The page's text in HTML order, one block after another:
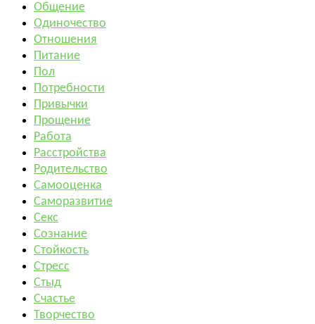
Общение
Одиночество
Отношения
Питание
Пол
Потребности
Привычки
Прощение
Работа
Расстройства
Родительство
Самооценка
Саморазвитие
Секс
Сознание
Стойкость
Стресс
Стыд
Счастье
Творчество